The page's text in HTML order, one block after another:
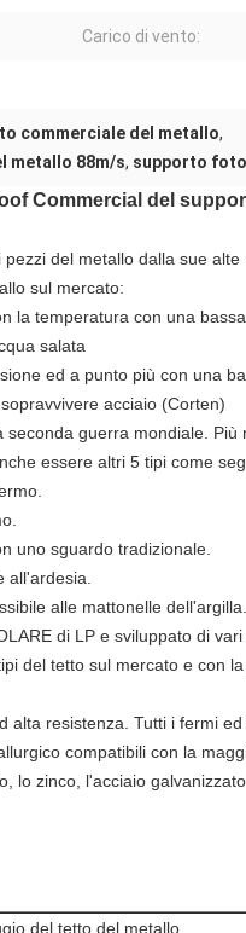
Carico di vento:
commerciale del metallo,
metallo 88m/s, supporto
Commercial del
del metallo dalla sue
sul mercato:
la temperatura con una
salata
ed a punto più con una
acciaio (Corten)
guerra mondiale. Più
essere altri 5 tipi come
uno sguardo tradizionale.
all'ardesia.
alle mattonelle dell'argilla.
di LP e sviluppato di
del tetto sul mercato e con
resistenza. Tutti i fermi
compatibili con la
lo zinco, l'acciaio
del tetto del metallo